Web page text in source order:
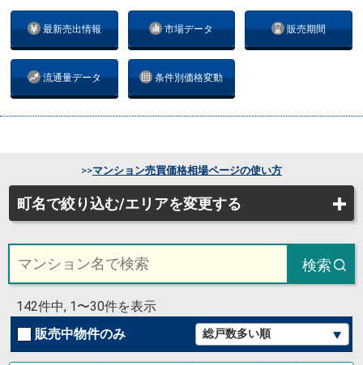
最新売出情報 市場データ 販売期間
流通量データ 条件別価格変動
町名で絞り込む/エリアを変更する
>>マンション売買価格相場ページの使い方
検索
142件中, 1〜30件を表示
販売中物件のみ